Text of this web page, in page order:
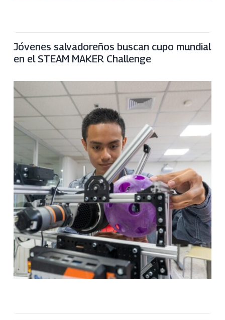
Jóvenes salvadoreños buscan cupo mundial
en el STEAM MAKER Challenge